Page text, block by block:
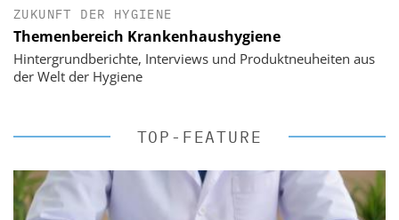
ZUKUNFT DER HYGIENE
Themenbereich Krankenhaushygiene
Hintergrundberichte, Interviews und Produktneuheiten aus
der Welt der Hygiene
TOP-FEATURE